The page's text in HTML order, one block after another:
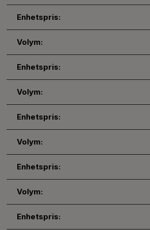
Enhetspris:
Volym:
Enhetspris:
Volym:
Enhetspris:
Volym:
Enhetspris:
Volym:
Enhetspris: